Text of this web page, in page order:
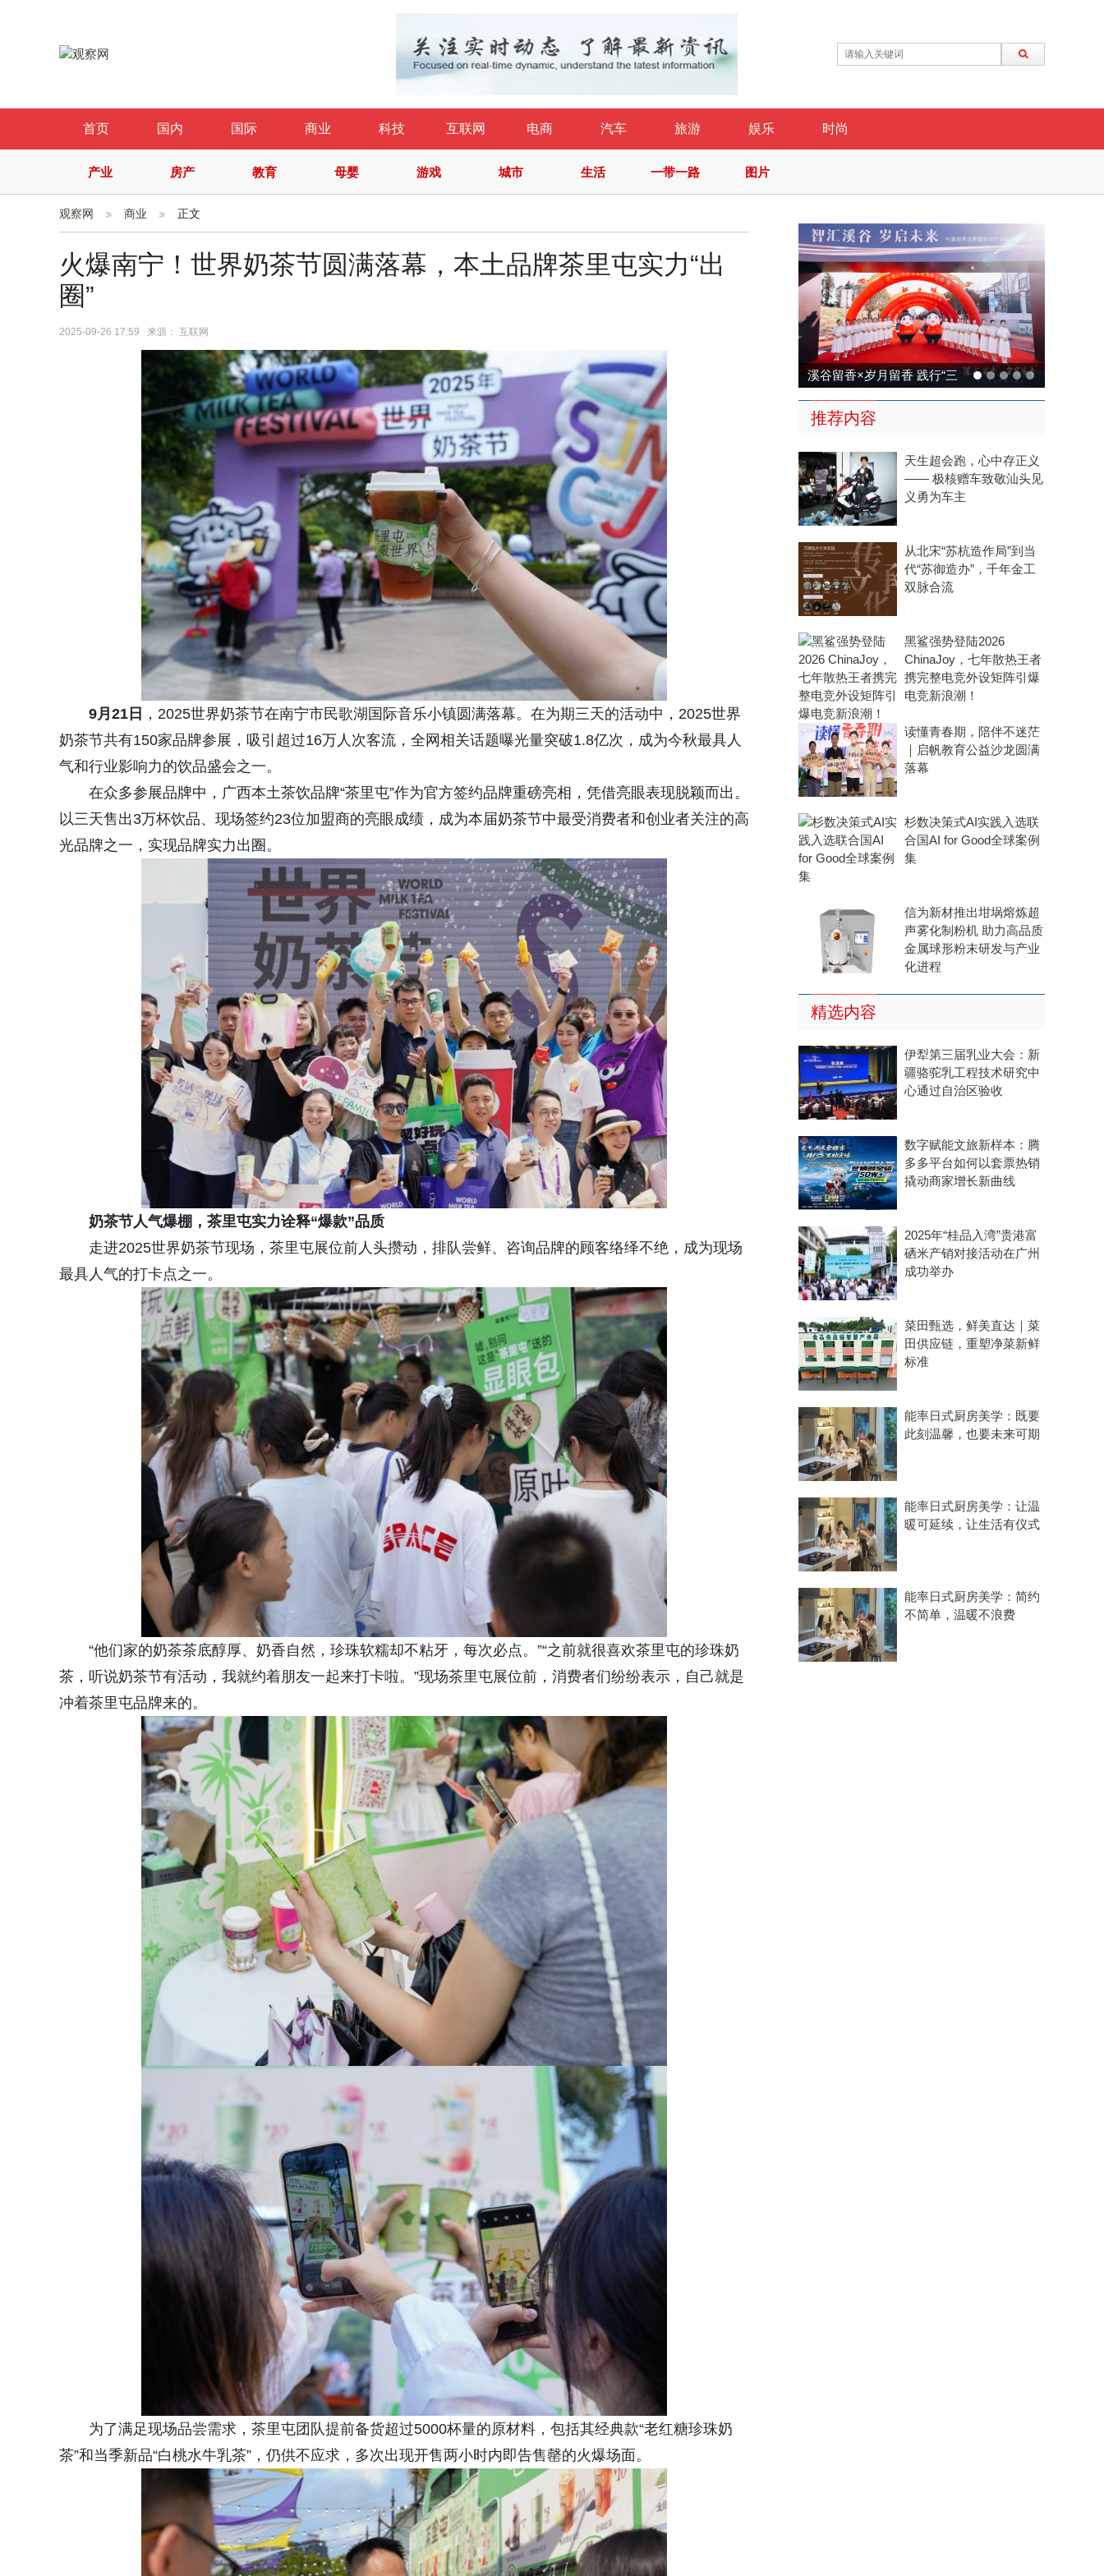
首页 国内 国际 商业 科技 互联网 电商 汽车 旅游 娱乐 时尚
产业 房产 教育 母婴 游戏 城市 生活 一带一路 图片
观察网 商业 正文
火爆南宁！世界奶茶节圆满落幕，本土品牌茶里屯实力“出
圈”
2025-09-26 17:59 来源： 互联网
9月21 日 ，2025世界奶茶节在南宁市民歌湖国际音乐小镇圆满落幕。在为期三天的活动中，2025世界
奶茶节共有150家品牌参展，吸引超过16万人次客流，全网相关话题曝光量突破1.8亿次，成为今秋最具人
气和行业影响力的饮品盛会之一。
在众多参展品牌中，广西本土茶饮品牌“茶里屯”作为官方签约品牌重磅亮相，凭借亮眼表现脱颖而出。
以三天售出3万杯饮品、现场签约23位加盟商的亮眼成绩，成为本届奶茶节中最受消费者和创业者关注的高
光品牌之一，实现品牌实力出圈。
奶茶节人气爆棚，茶里屯实力诠释“爆款”品质
走进2025世界奶茶节现场，茶里屯展位前人头攒动，排队尝鲜、咨询品牌的顾客络绎不绝，成为现场
最具人气的打卡点之一。
“他们家的奶茶茶底醇厚、奶香自然，珍珠软糯却不粘牙，每次必点。”“之前就很喜欢茶里屯的珍珠奶
茶，听说奶茶节有活动，我就约着朋友一起来打卡啦。”现场茶里屯展位前，消费者们纷纷表示，自己就是
冲着茶里屯品牌来的。
为了满足现场品尝需求，茶里屯团队提前备货超过5000杯量的原材料，包括其经典款“老红糖珍珠奶
茶”和当季新品“白桃水牛乳茶”，仍供不应求，多次出现开售两小时内即告售罄的火爆场面。
溪谷留香×岁月留香 践行“三
茶统筹”，传承传统，科技兴
推荐内容
天生超会跑，心中存正义
—— 极核赠车致敬汕头见
义勇为车主
从北宋“苏杭造作局”到当
代“苏御造办”，千年金工
双脉合流
黑鲨强势登陆2026
ChinaJoy，七年散热王者
携完整电竞外设矩阵引爆
电竞新浪潮！
读懂青春期，陪伴不迷茫
｜启帆教育公益沙龙圆满
落幕
杉数决策式AI实践入选联
合国AI for Good全球案例
集
信为新材推出坩埚熔炼超
声雾化制粉机 助力高品质
金属球形粉末研发与产业
化进程
精选内容
伊犁第三届乳业大会：新
疆骆驼乳工程技术研究中
心通过自治区验收
数字赋能文旅新样本：腾
多多平台如何以套票热销
撬动商家增长新曲线
2025年“桂品入湾”贵港富
硒米产销对接活动在广州
成功举办
菜田甄选，鲜美直达｜菜
田供应链，重塑净菜新鲜
标准
能率日式厨房美学：既要
此刻温馨，也要未来可期
能率日式厨房美学：让温
暖可延续，让生活有仪式
能率日式厨房美学：简约
不简单，温暖不浪费